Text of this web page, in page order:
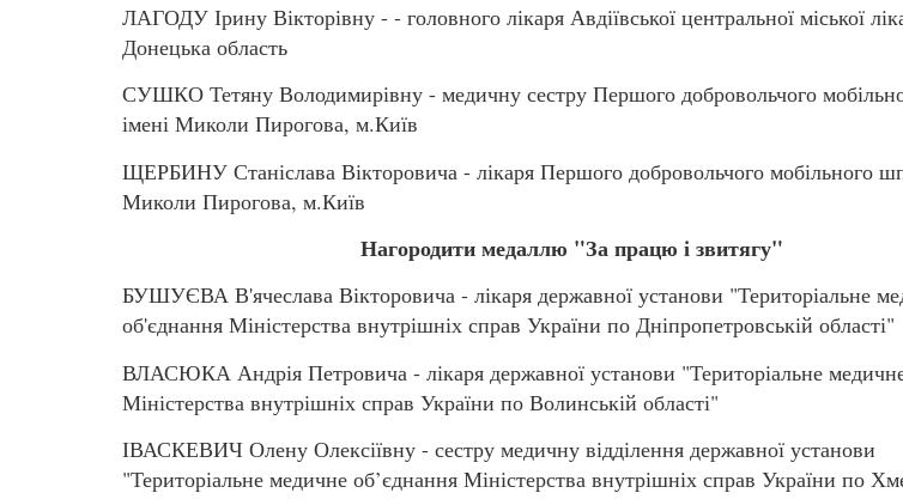
ЛАГОДУ Ірину Вікторівну - - головного лікаря Авдіївської центральної міської
Донецька область
СУШКО Тетяну Володимирівну - медичну сестру Першого добровольчого
імені Миколи Пирогова, м.Київ
ЩЕРБИНУ Станіслава Вікторовича - лікаря Першого добровольчого мобільного
Миколи Пирогова, м.Київ
Нагородити медаллю "За працю і звитягу"
БУШУЄВА В'ячеслава Вікторовича - лікаря державної установи "Територіальне
об'єднання Міністерства внутрішніх справ України по Дніпропетровській області"
ВЛАСЮКА Андрія Петровича - лікаря державної установи "Територіальне
Міністерства внутрішніх справ України по Волинській області"
ІВАСКЕВИЧ Олену Олексіївну - сестру медичну відділення державної установи
"Територіальне медичне об’єднання Міністерства внутрішніх справ України по